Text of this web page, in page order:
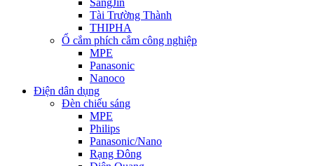
SangJin
Tài Trường Thành
THIPHA
Ổ cắm phích cắm công nghiệp
MPE
Panasonic
Nanoco
Điện dân dụng
Đèn chiếu sáng
MPE
Philips
Panasonic/Nano
Rạng Đông